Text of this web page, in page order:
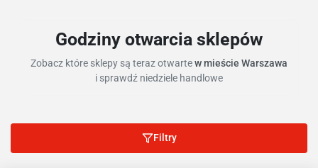
Godziny otwarcia sklepów
Zobacz które sklepy są teraz otwartew mieście Warszawa
i sprawdź niedziele handlowe
Filtry